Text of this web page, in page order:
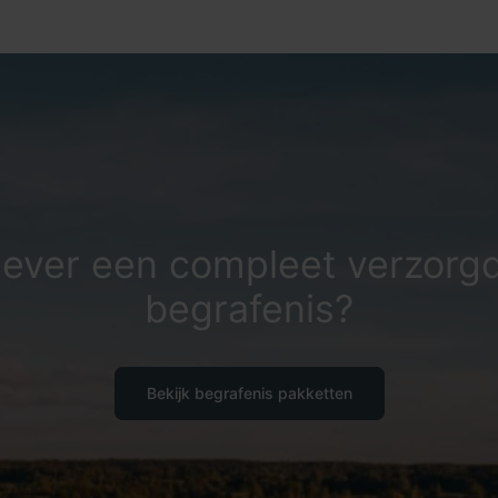
een compleet
begrafenis?
Bekijk begrafenis pakketten